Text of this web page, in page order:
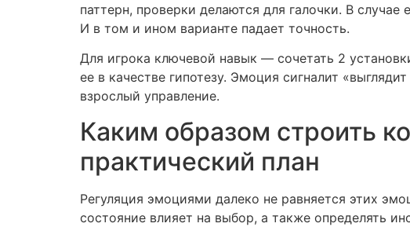
паттерн, проверки делаются для галочки. В
И в том и ином варианте падает точность.
Для игрока ключевой навык — сочетать 2
ее в качестве гипотезу. Эмоция сигналит
взрослый управление.
Каким образом строить
практический план
Регуляция эмоциями далеко не равняется этих
состояние влияет на выбор, а также определять